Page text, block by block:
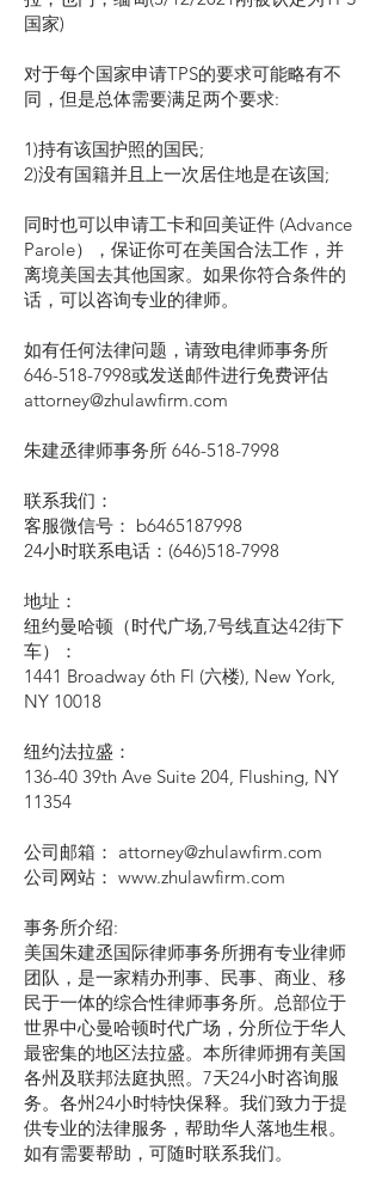
国家)
对于每个国家申请TPS的要求可能略有不
同，但是总体需要满足两个要求:
1)持有该国护照的国民;
2)没有国籍并且上一次居住地是在该国;
同时也可以申请工卡和回美证件 (Advance
Parole），保证你可在美国合法工作，并
离境美国去其他国家。如果你符合条件的
话，可以咨询专业的律师。
如有任何法律问题，请致电律师事务所
646-518-7998或发送邮件进行免费评估
attorney@zhulawfirm.com
朱建丞律师事务所 646-518-7998
联系我们：
客服微信号： b6465187998
24小时联系电话：(646)518-7998
地址：
纽约曼哈顿（时代广场,7号线直达42街下
车）：
1441 Broadway 6th Fl (六楼), New York,
NY 10018
纽约法拉盛：
136-40 39th Ave Suite 204, Flushing, NY
11354
公司邮箱： attorney@zhulawfirm.com
公司网站： www.zhulawfirm.com
事务所介绍:
美国朱建丞国际律师事务所拥有专业律师
团队，是一家精办刑事、民事、商业、移
民于一体的综合性律师事务所。总部位于
世界中心曼哈顿时代广场，分所位于华人
最密集的地区法拉盛。本所律师拥有美国
各州及联邦法庭执照。7天24小时咨询服
务。各州24小时特快保释。我们致力于提
供专业的法律服务，帮助华人落地生根。
如有需要帮助，可随时联系我们。